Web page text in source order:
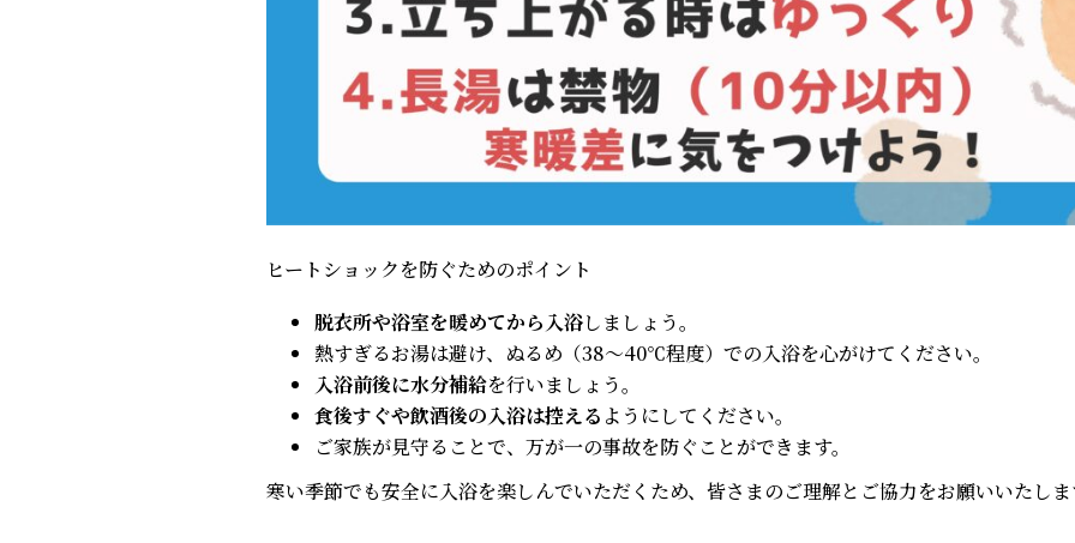
ヒートショックを防ぐためのポイント
脱衣所や浴室を暖めてから入浴しましょう。
熱すぎるお湯は避け、ぬるめ（38～40℃程度）での入浴を心がけてください。
入浴前後に水分補給を行いましょう。
食後すぐや飲酒後の入浴は控える ようにしてください。
ご家族が見守ることで、万が一の事故を防ぐことができます。
寒い季節でも安全に入浴を楽しんでいただくため、皆さまのご理解とご協力をお願いいたし